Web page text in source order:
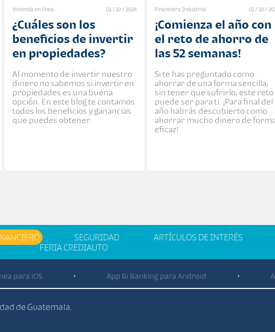
Vivienda en línea 01 / 10 / 2024
¿Cuáles son los
beneficios de invertir
en propiedades?
Al momento de invertir nuestro
dinero no sabemos si invertir en
propiedades es una buena
opción. En este blog te contamos
todos los beneficios y ganancias
que puedes obtener.
Financiera Industrial 01 / 10 /
¡Comienza el año con
el reto de ahorro de
las 52 semanas!
​Si te has preguntado como
ahorrar de una forma sencilla,
sin tener que sufrirlo, este reto
puede ser para ti. ¡Para final del
año​ habrás descubierto como
ahorrar mucho dinero de forma
eficaz!
SEGURIDAD ARTÍCULOS DE INTERÉS
FERIA CREDIAUTO
para iOS • App Bi Banking para Android •
de Guatemala.